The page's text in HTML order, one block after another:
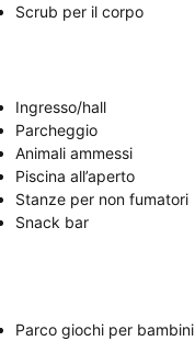
Scrub per il corpo
Ingresso/hall
Parcheggio
Animali ammessi
Piscina all’aperto
Stanze per non fumatori
Snack bar
Parco giochi per bambini